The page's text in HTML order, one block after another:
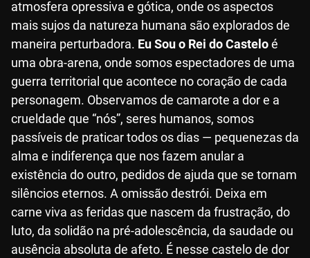
atmosfera opressiva e gótica, onde os aspectos
mais sujos da natureza humana são explorados de
maneira perturbadora. Eu Sou o Rei do Casteloé
uma obra-arena, onde somos espectadores de uma
guerra territorial que acontece no coração de cada
personagem. Observamos de camarote a dor e a
crueldade que “nós”, seres humanos, somos
passíveis de praticar todos os dias — pequenezas da
alma e indiferença que nos fazem anular a
existência do outro, pedidos de ajuda que se tornam
silêncios eternos. A omissão destrói. Deixa em
carne viva as feridas que nascem da frustração, do
luto, da solidão na pré-adolescência, da saudade ou
ausência absoluta de afeto. É nesse castelo de dor